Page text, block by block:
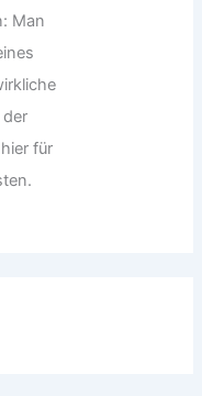
Man
für